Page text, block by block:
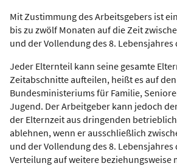
Mit Zustimmung des Arbeitsgebers ist
bis zu zwölf Monaten auf die Zeit
und der Vollendung des 8. Lebensjahres
Jeder Elternteil kann seine gesamte
Zeitabschnitte aufteilen, heißt es auf
Bundesministeriums für Familie,
Jugend. Der Arbeitgeber kann jedoch
der Elternzeit aus dringenden
ablehnen, wenn er ausschließlich
und der Vollendung des 8. Lebensjahres
Verteilung auf weitere beziehungsweise